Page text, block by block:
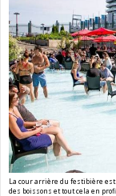
La cour arrière du festibière
des boissons et tout cela en